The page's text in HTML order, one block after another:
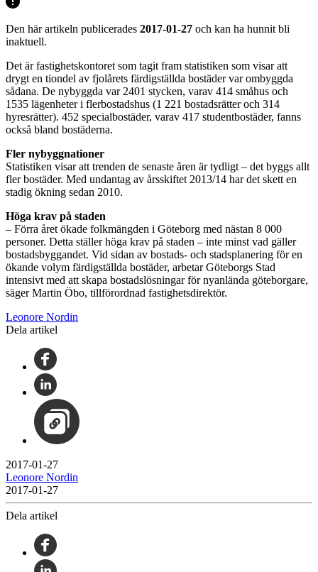
Den här artikeln publicerades 2017-01-27 och kan ha hunnit bli
inaktuell.
Det är fastighetskontoret som tagit fram statistiken som visar att
drygt en tiondel av fjolårets färdigställda bostäder var ombyggda
sådana. De nybyggda var 2401 stycken, varav 414 småhus och
1535 lägenheter i flerbostadshus (1 221 bostadsrätter och 314
hyresrätter). 452 specialbostäder, varav 417 studentbostäder, fanns
också bland bostäderna.
Fler nybyggnationer
Statistiken visar att trenden de senaste åren är tydligt – det byggs allt
fler bostäder. Med undantag av årsskiftet 2013/14 har det skett en
stadig ökning sedan 2010.
Höga krav på staden
– Förra året ökade folkmängden i Göteborg med nästan 8 000
personer. Detta ställer höga krav på staden – inte minst vad gäller
bostadsbyggandet. Vid sidan av bostads- och stadsplanering för en
ökande volym färdigställda bostäder, arbetar Göteborgs Stad
intensivt med att skapa bostadslösningar för nyanlända göteborgare,
säger Martin Öbo, tillförordnad fastighetsdirektör.
Leonore Nordin
Dela artikel
2017-01-27
Leonore Nordin
2017-01-27
Dela artikel